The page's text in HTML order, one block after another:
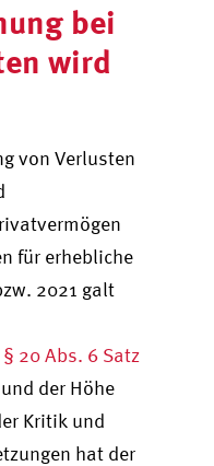
bei
wird
von Verlusten
für erhebliche
2021 galt
§ 20 Abs. 6 Satz
der Höhe
Kritik und
hat der